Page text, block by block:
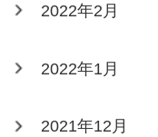
2022年2月
2022年1月
2021年12月